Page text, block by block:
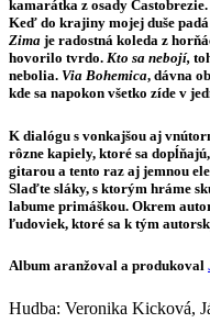
kamarátka z osady Častobrezie.
Keď do krajiny mojej duše padá
Zima je radostná koleda z
hovorilo tvrdo. Kto sa nebojí,
nebolia. Via Bohemica, dávna
kde sa napokon všetko zíde v
K dialógu s vonkajšou aj
rôzne kapiely, ktoré sa
gitarou a tento raz aj jemnou
Slaďte sláky, s ktorým hráme
labume primáškou. Okrem
ľudoviek, ktoré sa k tým
Album aranžoval a produkoval
Hudba: Veronika Kicková,